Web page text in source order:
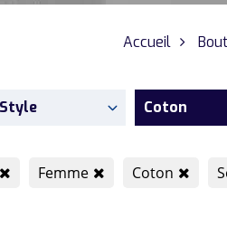
Accueil
Style Coton
Femme Coton